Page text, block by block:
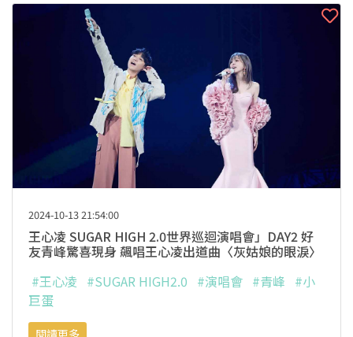
2024-10-13 21:54:00
王心凌 SUGAR HIGH 2.0世界巡迴演唱會」DAY2 好
友青峰驚喜現身 飆唱王心凌出道曲〈灰姑娘的眼淚〉
#王心凌 #SUGAR HIGH2.0 #演唱會 #青峰 #小
巨蛋
閱讀更多